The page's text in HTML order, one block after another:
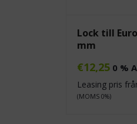
Lock till
mm
€12,25 0 %
Leasing pris
(MOMS 0%)